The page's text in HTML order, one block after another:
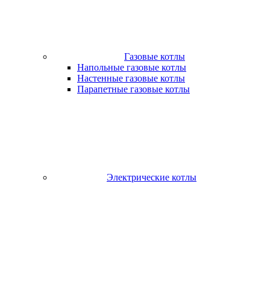
Газовые котлы
Напольные газовые котлы
Настенные газовые котлы
Парапетные газовые котлы
Электрические котлы